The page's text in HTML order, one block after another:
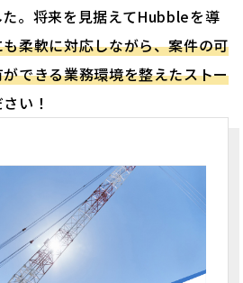
。将来を見据えてHubbleを導
柔軟に対応しながら、案件の可
できる業務環境を整えたストー
い！